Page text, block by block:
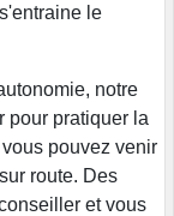
le
notre
pour pratiquer la
pouvez venir
route. Des
et vous